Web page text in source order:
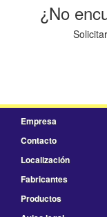
¿No
Empresa
Contacto
Localización
Fabricantes
Productos